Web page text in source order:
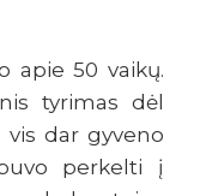
apie 50 vaikų.
tyrimas dėl
vis dar gyveno
perkelti į